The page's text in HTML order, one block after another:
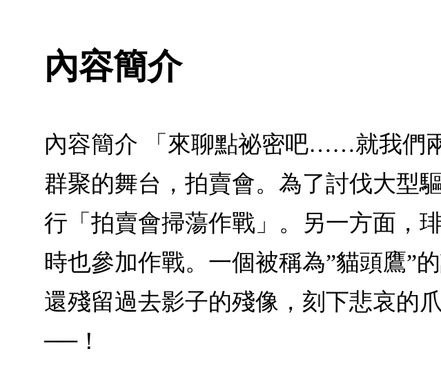
內容簡介
內容簡介 「來聊點祕密吧……就我們
群聚的舞台，拍賣會。為了討伐大型
行「拍賣會掃蕩作戰」。另一方面，
時也參加作戰。一個被稱為”貓頭鷹”
還殘留過去影子的殘像，刻下悲哀的
──！